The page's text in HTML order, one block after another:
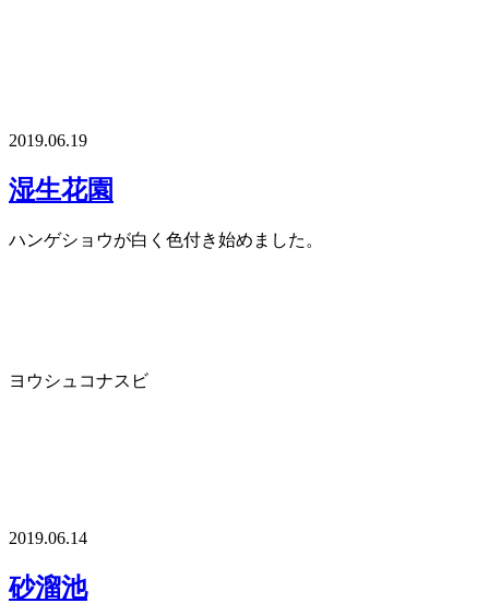
2019.06.19
湿生花園
ハンゲショウが白く色付き始めました。
ヨウシュコナスビ
2019.06.14
砂溜池